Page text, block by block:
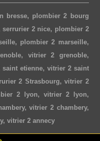
bresse, plombier 2 bourg
serrurier 2 nice, plombier 2
, plombier 2 marseille,
, vitrier 2 grenoble,
etienne, vitrier 2 saint
2 Strasbourg,vitrier 2
2 lyon, vitrier 2 lyon,
,vitrier 2 chambery,
,vitrier 2 annecy